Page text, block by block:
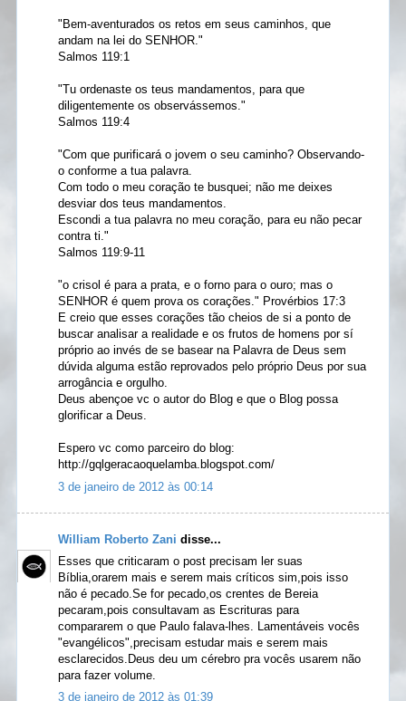
"Bem-aventurados os retos em seus caminhos, que
andam na lei do SENHOR."
Salmos 119:1
"Tu ordenaste os teus mandamentos, para que
diligentemente os observássemos."
Salmos 119:4
"Com que purificará o jovem o seu caminho? Observando-
o conforme a tua palavra.
Com todo o meu coração te busquei; não me deixes
desviar dos teus mandamentos.
Escondi a tua palavra no meu coração, para eu não pecar
contra ti."
Salmos 119:9-11
"o crisol é para a prata, e o forno para o ouro; mas o
SENHOR é quem prova os corações." Provérbios 17:3
E creio que esses corações tão cheios de si a ponto de
buscar analisar a realidade e os frutos de homens por sí
próprio ao invés de se basear na Palavra de Deus sem
dúvida alguma estão reprovados pelo próprio Deus por sua
arrogância e orgulho.
Deus abençoe vc o autor do Blog e que o Blog possa
glorificar a Deus.
Espero vc como parceiro do blog:
http://gqlgeracaoquelamba.blogspot.com/
3 de janeiro de 2012 às 00:14
William Roberto Zani disse...
Esses que criticaram o post precisam ler suas
Bíblia,orarem mais e serem mais críticos sim,pois isso
não é pecado.Se for pecado,os crentes de Bereia
pecaram,pois consultavam as Escrituras para
compararem o que Paulo falava-lhes. Lamentáveis vocês
"evangélicos",precisam estudar mais e serem mais
esclarecidos.Deus deu um cérebro pra vocês usarem não
para fazer volume.
3 de janeiro de 2012 às 01:39